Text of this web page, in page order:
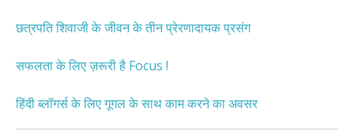
छत्रपति शिवाजी के जीवन के तीन प्रेरणादायक प्रसंग
सफलता के लिए ज़रूरी है Focus !
हिंदी ब्लॉगर्स के लिए गूगल के साथ काम करने का अवसर